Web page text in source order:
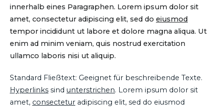
innerhalb eines Paragraphen. Lorem ipsum dolor sit
amet, consectetur adipiscing elit, sed do eiusmod
tempor incididunt ut labore et dolore magna aliqua. Ut
enim ad minim veniam, quis nostrud exercitation
ullamco laboris nisi ut aliquip.
Standard Fließtext: Geeignet für beschreibende Texte.
Hyperlinks sind unterstrichen. Lorem ipsum dolor sit
amet, consectetur adipiscing elit, sed do eiusmod